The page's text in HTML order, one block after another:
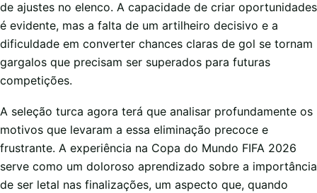
de ajustes no elenco. A capacidade de criar oportunidades
é evidente, mas a falta de um artilheiro decisivo e a
dificuldade em converter chances claras de gol se tornam
gargalos que precisam ser superados para futuras
competições.
A seleção turca agora terá que analisar profundamente os
motivos que levaram a essa eliminação precoce e
frustrante. A experiência na Copa do Mundo FIFA 2026
serve como um doloroso aprendizado sobre a importância
de ser letal nas finalizações, um aspecto que, quando